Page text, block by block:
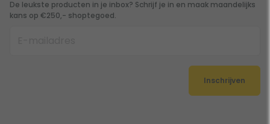
De leukste producten in je inbox? Schrijf je in en maak maandelijks
kans op €250,- shoptegoed.
Inschrijven